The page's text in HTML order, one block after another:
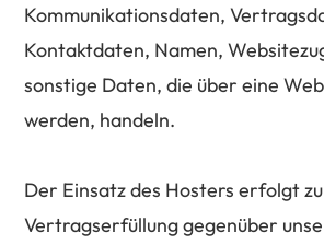
Kommunikationsdaten,
Kontaktdaten, Namen,
sonstige Daten, die über eine
werden, handeln.
Der Einsatz des Hosters erfolgt
Vertragserfüllung gegenüber